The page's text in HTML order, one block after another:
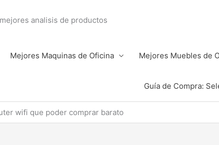
analisis de productos
Mejores Maquinas de Oficina Mejores Muebles de
Guía de Compra:
wifi que poder comprar barato